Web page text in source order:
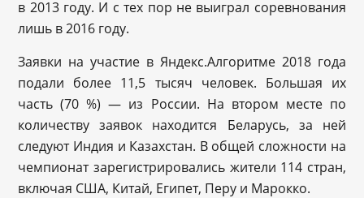
в 2013 году. И с тех пор не выиграл соревнования
лишь в 2016 году.
Заявки на участие в Яндекс.Алгоритме 2018 года
подали более 11,5 тысяч человек. Большая их
часть (70 %) — из России. На втором месте по
количеству заявок находится Беларусь, за ней
следуют Индия и Казахстан. В общей сложности на
чемпионат зарегистрировались жители 114 стран,
включая США, Китай, Египет, Перу и Марокко.